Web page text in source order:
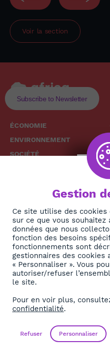
Voir la section
Subscribe to Newsletter
ÉCONOMIE
ENVIRONNEMENT
SOCIÉTÉ
DIASPORA
REJOIGNEZ-NOUS
À propos
Politique de confidentialité
Gestion
Ce site utilise des
sur ce que vous souhaitez
données que nous
fonction des besoins
fonctionnements sont
gestionnaires des cookies
« Personnaliser ». Vous
autoriser/refuser
le site.
Pour en voir plus,
confidentialité.
Refuser Personnaliser